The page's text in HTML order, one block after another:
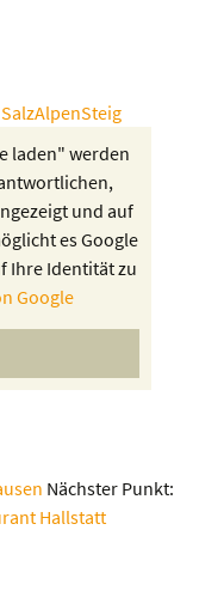
SalzAlpenSteig
laden" werden
und auf
es Google
Ihre Identität zu
Google
Nächster Punkt:
Hallstatt